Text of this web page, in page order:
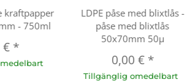
kraftpapper
- 750ml
€ *
LDPE påse med blixtlås -
påse med blixtlås
50x70mm 50µ
0,00 € *
Tillgänglig omedelbart